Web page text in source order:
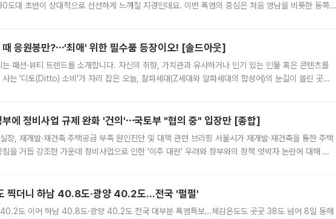
도대 초반이 상대적으로 선선하게 느껴질 지경인데요. 이번 폭염의 중심은 처음 영남을 비롯한 동쪽
때 응원봉만?⋯'최애' 위한 필수품 등장이오! [솔드아웃]
는 패션·뷰티 트렌드를 소개합니다. 자신의 취향, 가치관과 유사하거나 인기 있는 인물 혹은 콘텐츠를
사는 '디토(Ditto) 소비'가 자리 잡은 오늘, 잘파세대(Z세대와 알파세대의 합성어)의 눈길이 쏠린 곳은
부에 정비사업 규제 완화 '건의'⋯국토부 "협의 중" 입장만 [종합]
장, 재개발·재건축 주택공급 부족 원인진단 및 대책 관련 브리핑 서울시가 재개발·재건축을 통한 주택
을 거듭 강조한 가운데 정비사업으로 인한 '이주 대란' 우려와 정부와의 정책 엇박자 논란에 대해 정
찍더니 하남 40.8도·광양 40.2도…전국 '펄펄'
40.2도 이어 하남 40.8도·광양 40.2도 전국 대부분 폭염특보…체감온도도 곳곳 38도 넘어 8일 동해